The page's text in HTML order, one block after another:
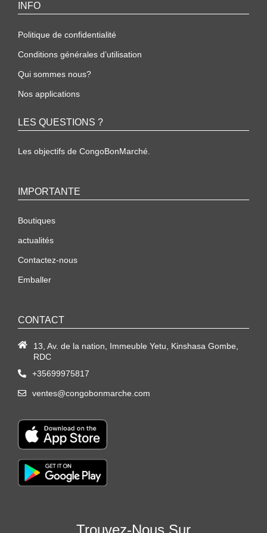
INFO
Politique de confidentialité
Conditions générales d’utilisation
Qui sommes nous?
Nos applications
LES QUESTIONS ?
Les objectifs de CongoBonMarché.
IMPORTANTE
Boutiques
actualités
Contactez-nous
Emballer
CONTACT
13, Av. de la nation, Immeuble Yetu, Kinshasa Gombe,
RDC
+35699975817
ventes@congobonmarche.com
Trouvez-Nous Sur